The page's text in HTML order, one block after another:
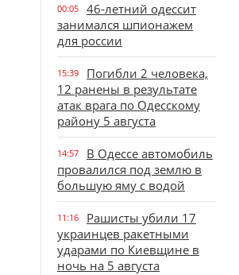
00:05
46-летний одессит
занимался шпионажем
для россии
15:39
Погибли 2 человека,
12 ранены в результате
атак врага по Одесскому
району 5 августа
14:57
В Одессе автомобиль
провалился под землю в
большую яму с водой
11:16
Рашисты убили 17
украинцев ракетными
ударами по Киевщине в
ночь на 5 августа